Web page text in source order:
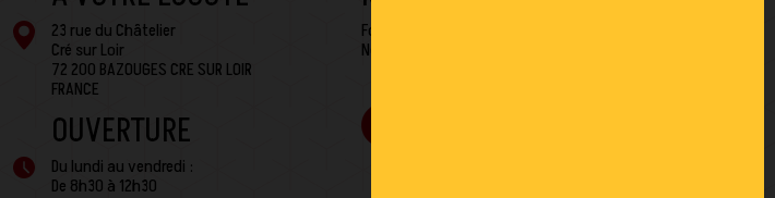
23 rue du Châtelier
Cré sur Loir
72 200 BAZOUGES CRE SUR LOIR
FRANCE
OUVERTURE
Du lundi au vendredi :
De 8h30 à 12h30
Formulaire de contact
Newsletter